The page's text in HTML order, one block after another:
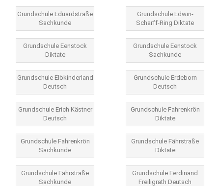
Grundschule Eduardstraße
Sachkunde
Grundschule Edwin-
Scharff-Ring Diktate
Grundschule Eenstock
Diktate
Grundschule Eenstock
Sachkunde
Grundschule Elbkinderland
Deutsch
Grundschule Erdeborn
Deutsch
Grundschule Erich Kästner
Deutsch
Grundschule Fahrenkrön
Diktate
Grundschule Fahrenkrön
Sachkunde
Grundschule Fährstraße
Diktate
Grundschule Fährstraße
Sachkunde
Grundschule Ferdinand
Freiligrath Deutsch